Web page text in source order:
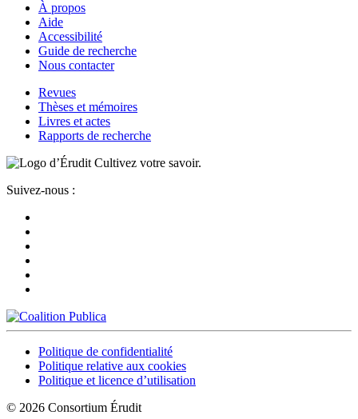
À propos
Aide
Accessibilité
Guide de recherche
Nous contacter
Revues
Thèses et mémoires
Livres et actes
Rapports de recherche
Cultivez votre savoir.
Suivez-nous :
Politique de confidentialité
Politique relative aux cookies
Politique et licence d’utilisation
© 2026 Consortium Érudit